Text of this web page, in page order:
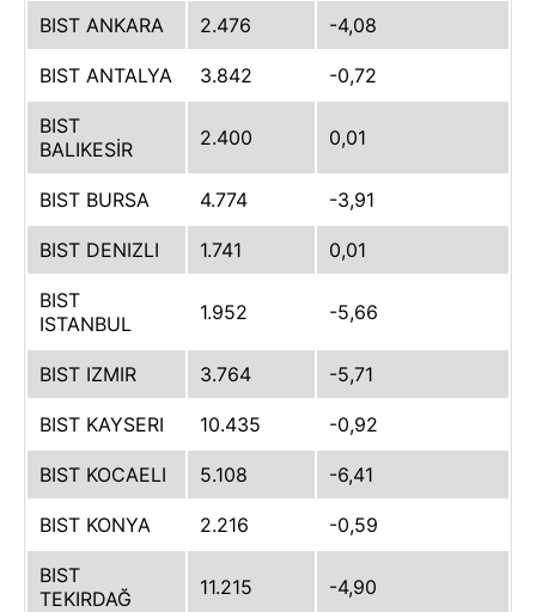
BIST ANKARA 2.476 -4,08
BIST ANTALYA 3.842 -0,72
BIST
BALIKESİR
2.400 0,01
BIST BURSA 4.774 -3,91
BIST DENIZLI 1.741 0,01
BIST
ISTANBUL
1.952 -5,66
BIST IZMIR 3.764 -5,71
BIST KAYSERI 10.435 -0,92
BIST KOCAELI 5.108 -6,41
BIST KONYA 2.216 -0,59
BIST
TEKIRDAĞ
11.215 -4,90